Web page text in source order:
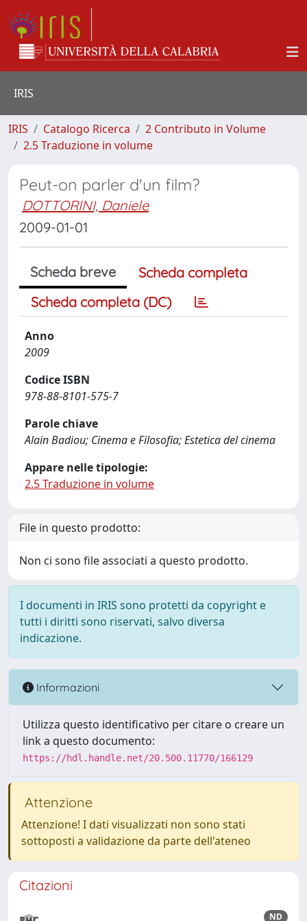
IRIS
IRIS Catalogo Ricerca
2 Contributo in Volume
2.5 Traduzione in volume
Peut-on parler d'un film?
DOTTORINI, Daniele
2009-01-01
Scheda breve
Scheda completa
Scheda completa (DC)
Anno
2009
Codice ISBN
978-88-8101-575-7
Parole chiave
Alain Badiou; Cinema e Filosofia; Estetica del cinema
Appare nelle tipologie:
2.5 Traduzione in volume
File in questo prodotto:
Non ci sono file associati a questo prodotto.
I documenti in IRIS sono protetti da copyright e
tutti i diritti sono riservati, salvo diversa
indicazione.
Informazioni
Utilizza questo identificativo per citare o creare un
link a questo documento:
https://hdl.handle.net/20.500.11770/166129
Attenzione
Attenzione! I dati visualizzati non sono stati
sottoposti a validazione da parte dell'ateneo
Citazioni
ND